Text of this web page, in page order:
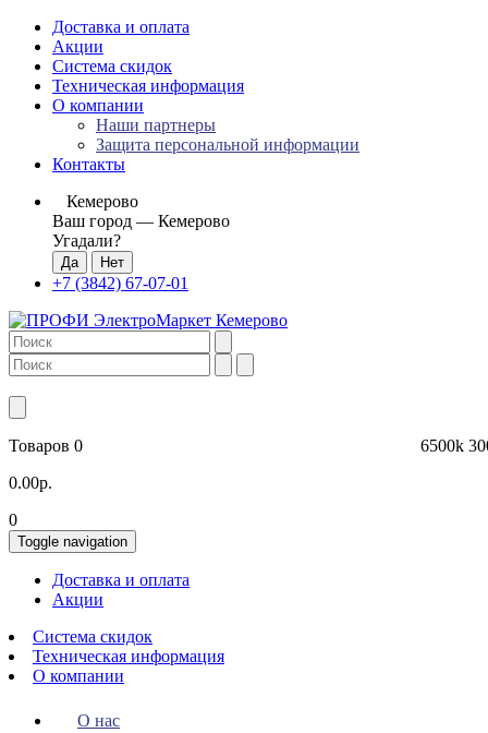
Доставка и оплата
Акции
Система скидок
Техническая информация
О компании
Наши партнеры
Защита персональной информации
Контакты
Кемерово
Ваш город — Кемерово
Угадали?
+7 (3842) 67-07-01
Товаров 0
0.00р.
0
Toggle navigation
Доставка и оплата
Акции
Система скидок
Техническая информация
О компании
О нас
6500k